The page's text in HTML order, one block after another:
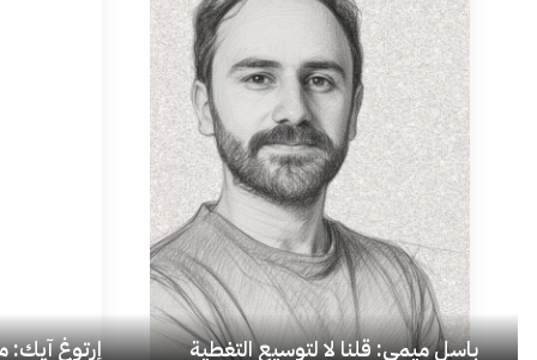
باسل ميمي: قلنا لا لتوسيع التغطية إرتوغ آيِك: